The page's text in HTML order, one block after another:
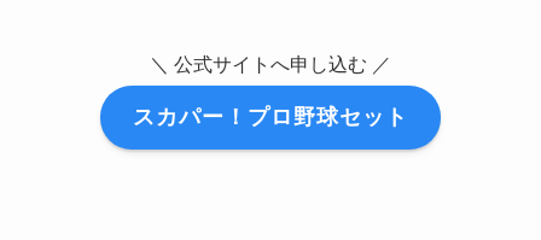
＼ 公式サイトへ申し込む ／
スカパー！プロ野球セット